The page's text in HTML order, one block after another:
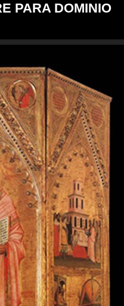
PARA DOMINIO